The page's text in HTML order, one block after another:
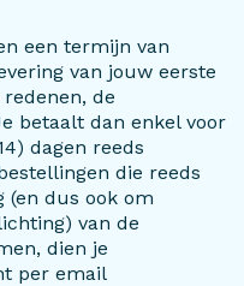
een termijn van
van jouw eerste
de
betaalt dan enkel voor
dagen reeds
die reeds
(en dus ook om
van de
dien je
per email